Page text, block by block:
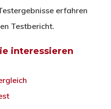
erfahren
Testbericht.
interessieren